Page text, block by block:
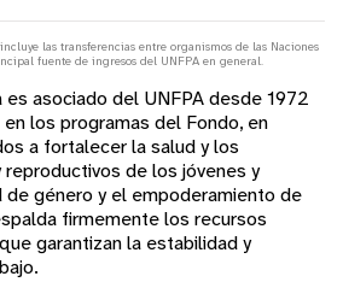
las transferencias entre organismos de las Naciones
fuente de ingresos del UNFPA en general.
es asociado del UNFPA desde 1972
los programas del Fondo, en
a fortalecer la salud y los
de los jóvenes y
de género y el empoderamiento de
firmemente los recursos
garantizan la estabilidad y